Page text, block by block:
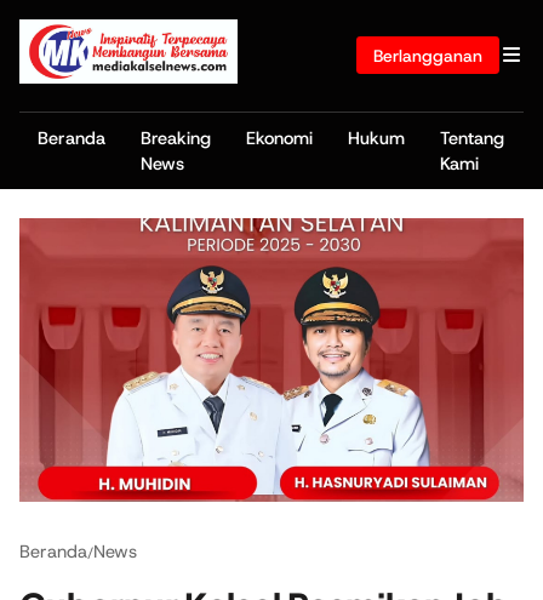
Berlangganan
Beranda
Breaking
News
Ekonomi Hukum
Tentang
Kami
Beranda/News